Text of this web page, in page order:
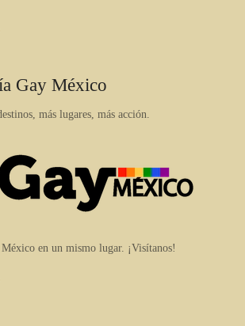
Gay México
más lugares, más acción.
en un mismo lugar. ¡Visítanos!